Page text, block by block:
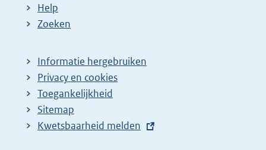
Help
Zoeken
Informatie hergebruiken
Privacy en cookies
Toegankelijkheid
Sitemap
E
Kwetsbaarheid melden